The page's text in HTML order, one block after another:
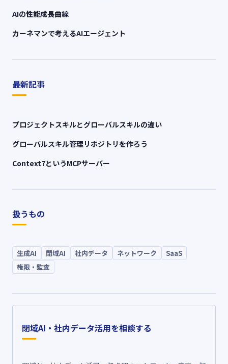
AIの性能成長曲線
カーネマンで考えるAIエージェント
最新記事
プロジェクトスキルとグローバルスキルの違い
グローバルスキル管理リポジトリを作ろう
Context7というMCPサーバー
扱うもの
生成AI 閉域AI 社内データ ネットワーク
SaaS
権限・監査
閉域AI・社内データ活用を相談する